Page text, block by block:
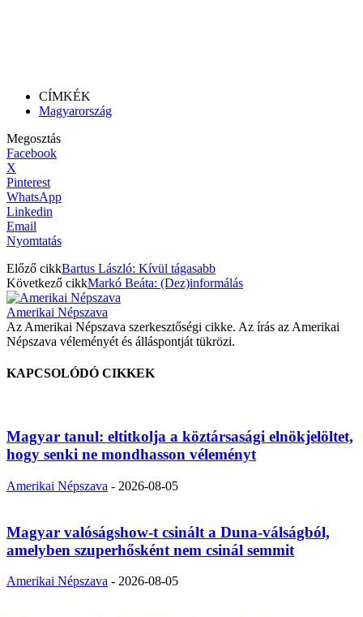
CÍMKÉK
Magyarország
Megosztás
Facebook
X
Pinterest
WhatsApp
Linkedin
Email
Nyomtatás
Előző cikkBartus László: Kívül tágasabb
Következő cikkMarkó Beáta: (Dez)informálás
Amerikai Népszava
Az Amerikai Népszava szerkesztőségi cikke. Az írás az Amerikai
Népszava véleményét és álláspontját tükrözi.
KAPCSOLÓDÓ CIKKEK
Magyar tanul: eltitkolja a köztársasági elnökjelöltet,
hogy senki ne mondhasson véleményt
Amerikai Népszava - 2026-08-05
Magyar valóságshow-t csinált a Duna-válságból,
amelyben szuperhősként nem csinál semmit
Amerikai Népszava - 2026-08-05